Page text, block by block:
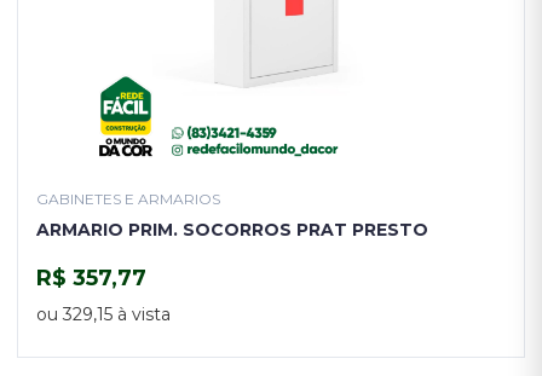
GABINETES E ARMARIOS
ARMARIO PRIM. SOCORROS PRAT PRESTO
R$ 357,77
ou 329,15 à vista